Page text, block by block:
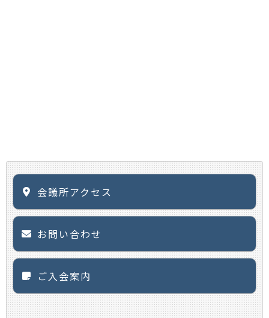
会議所アクセス
お問い合わせ
ご入会案内